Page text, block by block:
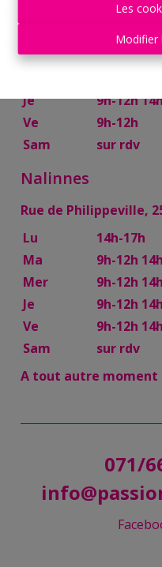
Les
Modifier
14h-17h
Ma
9h-12h
Je
9h-12h
Ve
9h-12h
Sam
sur rdv
Nalinnes
Rue de Philippeville,
Lu
14h-17h
Ma
9h-12h
Mer
9h-12h
Je
9h-12h
Ve
9h-12h
Sam
sur rdv
A tout autre moment
071/